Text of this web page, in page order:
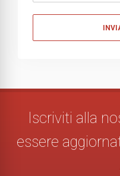
Iscriviti alla
essere